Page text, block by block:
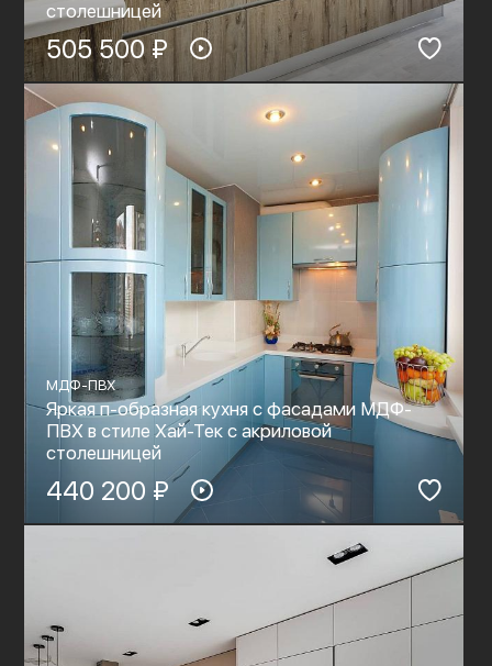
столешницей
505 500 ₽
МДФ-ПВХ
Яркая п-образная кухня с фасадами МДФ-
ПВХ в стиле Хай-Тек c акриловой
столешницей
440 200 ₽